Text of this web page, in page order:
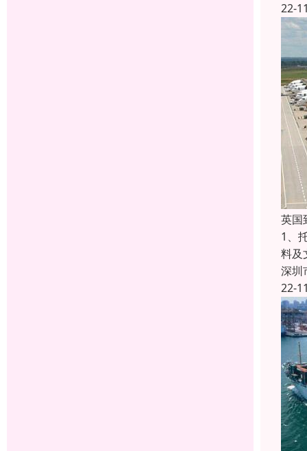
22-
英国
1、
料及
深圳
22-